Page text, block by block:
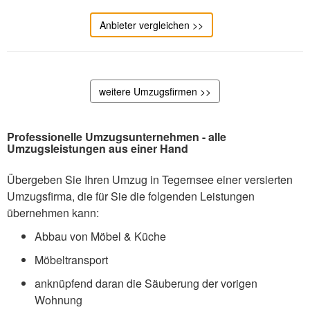
Anbieter vergleichen >>
weitere Umzugsfirmen >>
Professionelle Umzugsunternehmen - alle
Umzugsleistungen aus einer Hand
Übergeben Sie Ihren Umzug in Tegernsee einer versierten
Umzugsfirma, die für Sie die folgenden Leistungen
übernehmen kann:
Abbau von Möbel & Küche
Möbeltransport
anknüpfend daran die Säuberung der vorigen
Wohnung